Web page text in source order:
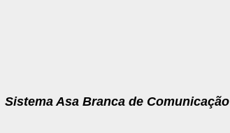
Sistema Asa Branca de Comunicação